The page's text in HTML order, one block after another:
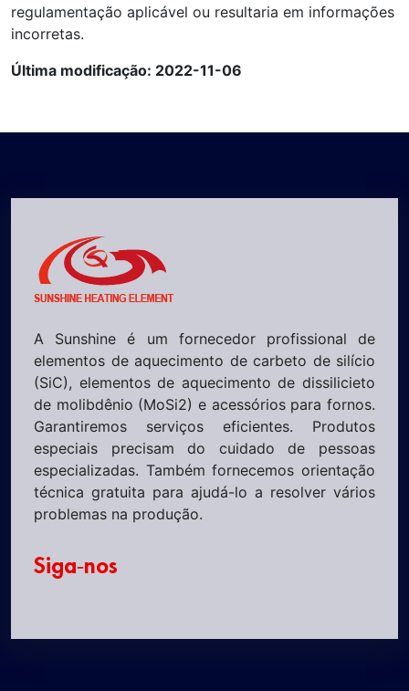
regulamentação aplicável ou resultaria em informações
incorretas.
Última modificação: 2022-11-06
A Sunshine é um fornecedor profissional de
elementos de aquecimento de carbeto de silício
(SiC), elementos de aquecimento de dissilicieto
de molibdênio (MoSi2) e acessórios para fornos.
Garantiremos serviços eficientes. Produtos
especiais precisam do cuidado de pessoas
especializadas. Também fornecemos orientação
técnica gratuita para ajudá-lo a resolver vários
problemas na produção.
Siga-nos